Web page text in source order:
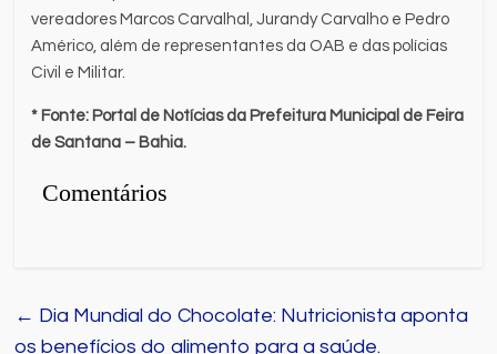
vereadores Marcos Carvalhal, Jurandy Carvalho e Pedro
Américo, além de representantes da OAB e das polícias
Civil e Militar.
* Fonte: Portal de Notícias da Prefeitura Municipal de Feira
de Santana – Bahia.
Comentários
← Dia Mundial do Chocolate: Nutricionista aponta
os benefícios do alimento para a saúde.